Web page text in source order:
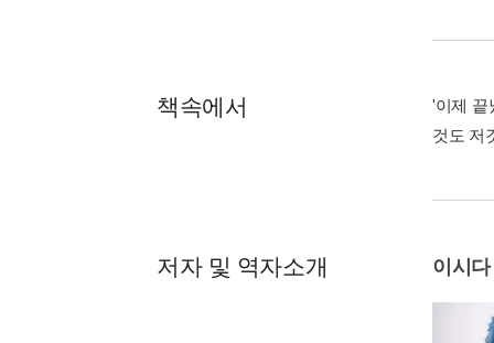
책속에서
'이제 끝
것도 저
저자 및 역자소개 이시